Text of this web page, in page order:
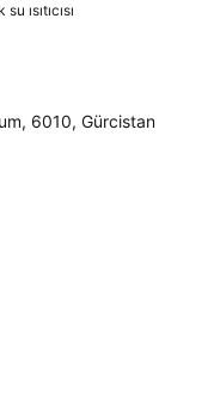
ısıtıcısı
6010, Gürcistan